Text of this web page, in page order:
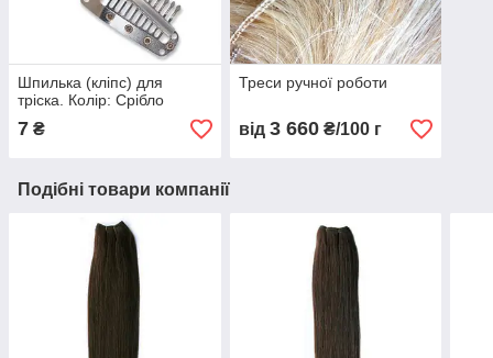
Шпилька (кліпс) для
тріска. Колір: Срібло
7 ₴
Треси ручної роботи
від 3 660₴/100 г
Подібні товари компанії